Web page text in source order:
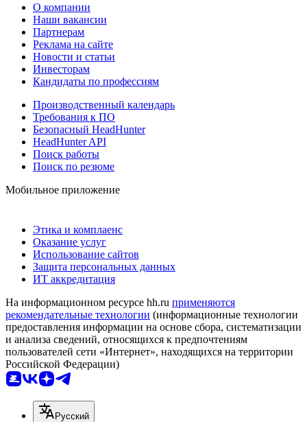
О компании
Наши вакансии
Партнерам
Реклама на сайте
Новости и статьи
Инвесторам
Кандидаты по профессиям
Производственный календарь
Требования к ПО
Безопасный HeadHunter
HeadHunter API
Поиск работы
Поиск по резюме
Мобильное приложение
Этика и комплаенс
Оказание услуг
Использование сайтов
Защита персональных данных
ИТ аккредитация
На информационном ресурсе hh.ru применяются
рекомендательные технологии (информационные технологии
предоставления информации на основе сбора, систематизации
и анализа сведений, относящихся к предпочтениям
пользователей сети «Интернет», находящихся на территории
Российской Федерации)
Русский